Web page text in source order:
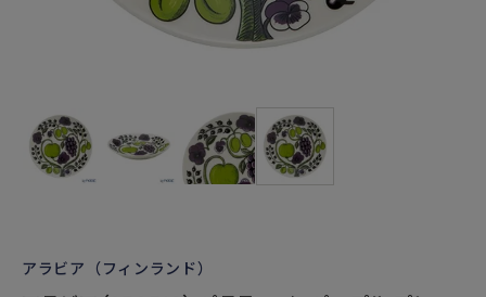
アラビア（フィンランド）